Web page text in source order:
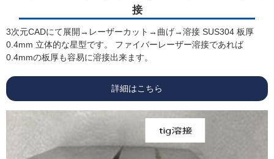
接
3次元CADにて展開→レーザーカット→曲げ→溶接 SUS304 板厚
0.4mm 立体的な星型です。 ファイバーレーザー溶接であれば
0.4mmの板厚も容易に溶接出来ます。
詳細はこちら